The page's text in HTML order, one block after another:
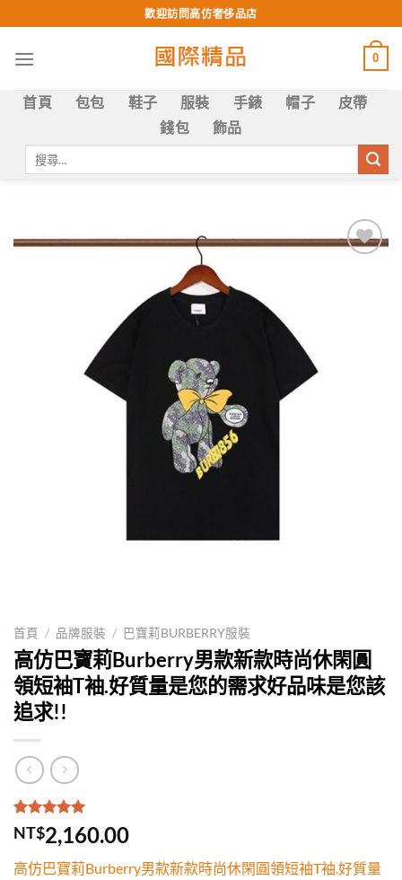
to
content
歡迎訪問高仿奢侈品店
0
首頁 包包 鞋子 服裝 手錶 帽子
皮帶
錢包
飾品
首頁 / 品牌服裝 / 巴寶莉BURBERRY服裝
高仿巴寶莉Burberry男款新款時尚休閑圓
領短袖T袖.好質量是您的需求好品味是您該
追求!!
評分5.00 /
5，已有
1
位
分
NT$2,160.00
高仿巴寶莉Burberry男款新款時尚休閑圓領短袖T袖.好質量